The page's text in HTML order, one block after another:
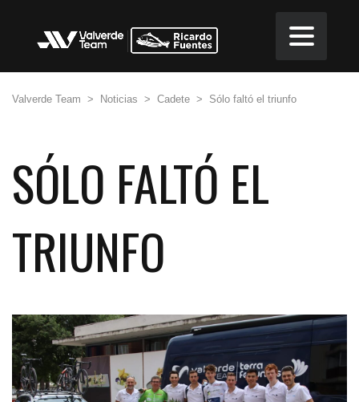
Valverde Team > Noticias > Cadete > Sólo faltó el triunfo
SÓLO FALTÓ EL
TRIUNFO